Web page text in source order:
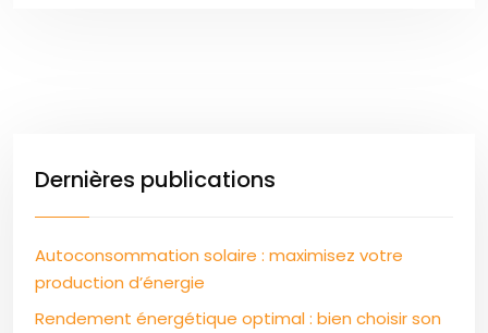
Dernières publications
Autoconsommation solaire : maximisez votre
production d’énergie
Rendement énergétique optimal : bien choisir son